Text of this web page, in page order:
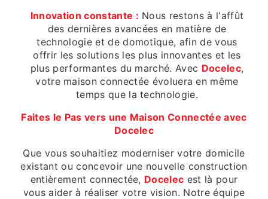
Innovation constante : Nous restons à l'affût
des dernières avancées en matière de
technologie et de domotique, afin de vous
offrir les solutions les plus innovantes et les
plus performantes du marché. Avec Docelec,
votre maison connectée évoluera en même
temps que la technologie.
Faites le Pas vers une Maison Connectée avec
Docelec
Que vous souhaitiez moderniser votre domicile
existant ou concevoir une nouvelle construction
entièrement connectée, Docelec est là pour
vous aider à réaliser votre vision. Notre équipe